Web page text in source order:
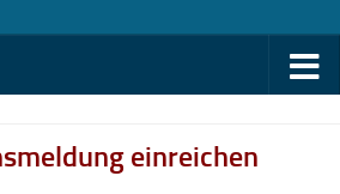
einreichen